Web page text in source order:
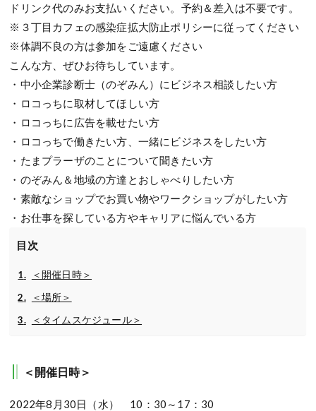
ドリンク代のみお支払いください。予約＆差入は不要です。
※３丁目カフェの感染症拡大防止ポリシーに従ってください
※体調不良の方は参加をご遠慮ください
こんな方、ぜひお待ちしています。
・中小企業診断士（のぞみん）にビジネス相談したい方
・ロコっちに取材してほしい方
・ロコっちに広告を載せたい方
・ロコっちで働きたい方、一緒にビジネスをしたい方
・たまプラーザのことについて聞きたい方
・のぞみん＆地域の方達とおしゃべりしたい方
・素敵なショップでお買い物やワークショップがしたい方
・お仕事を探している方やキャリアに悩んでいる方
目次
＜開催日時＞
＜場所＞
＜タイムスケジュール＞
＜開催日時＞
2022年8月30日（水） 10：30～17：30